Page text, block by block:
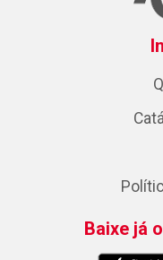
Baixe já